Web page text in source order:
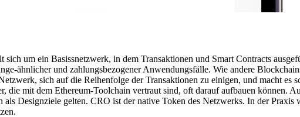
um ein Basissnetzwerk, in dem Transaktionen und Smart Contracts
ähnlicher und zahlungsbezogener Anwendungsfälle. Wie andere
sich auf die Reihenfolge der Transaktionen zu einigen, und macht
die mit dem Ethereum-Toolchain vertraut sind, oft darauf aufbauen können.
Designziele gelten. CRO ist der native Token des Netzwerks. In der